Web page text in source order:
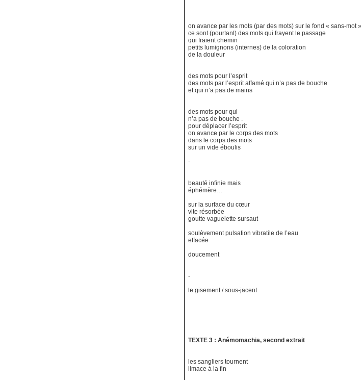
on avance par les mots (par des mots) sur le fond « sans-mot »
ce sont (pourtant) des mots qui frayent le passage
qui fraient chemin
petits lumignons (internes) de la coloration
de la douleur
des mots pour l’esprit
des mots par l’esprit affamé qui n’a pas de bouche
et qui n’a pas de mains
des mots pour qui
n’a pas de bouche .
pour déplacer l’esprit
on avance par le corps des mots
dans le corps des mots
sur un vide éboulis
-
beauté infinie mais
éphémère…
sur la surface du cœur
vite résorbée
goutte vaguelette sursaut
soulèvement pulsation vibratile de l’eau
effacée
doucement
-
le gisement / sous-jacent
TEXTE 3 : Anémomachia, second extrait
les sangliers tournent
limace à la fin